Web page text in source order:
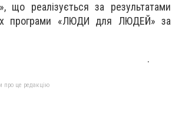
що реалізується за результатами
програми «ЛЮДИ для ЛЮДЕЙ» за
.
про це редакцію